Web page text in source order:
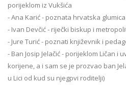
porijeklom iz Vukšića
- Ana Karić - poznata hrvatska
- Ivan Devčić - riječki biskup i
- Jure Turić - poznati književnik i
- Ban Josip Jelačić - porijeklom Ličan i
korijene, a i sam se je prozvao ban
u Lici od kud su njegpvi roditelji)